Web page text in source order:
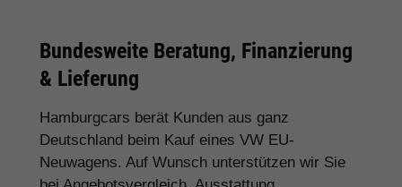
Bundesweite Beratung, Finanzierung
& Lieferung
Hamburgcars berät Kunden aus ganz
Deutschland beim Kauf eines VW EU-
Neuwagens. Auf Wunsch unterstützen wir Sie